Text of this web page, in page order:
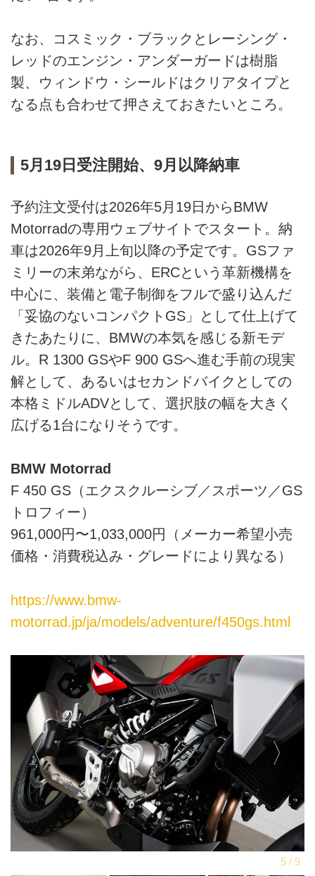
なお、コスミック・ブラックとレーシング・
レッドのエンジン・アンダーガードは樹脂
製、ウィンドウ・シールドはクリアタイプと
なる点も合わせて押さえておきたいところ。
5月19日受注開始、9月以降納車
予約注文受付は2026年5月19日からBMW
Motorradの専用ウェブサイトでスタート。納
車は2026年9月上旬以降の予定です。GSファ
ミリーの末弟ながら、ERCという革新機構を
中心に、装備と電子制御をフルで盛り込んだ
「妥協のないコンパクトGS」として仕上げて
きたあたりに、BMWの本気を感じる新モデ
ル。R 1300 GSやF 900 GSへ進む手前の現実
解として、あるいはセカンドバイクとしての
本格ミドルADVとして、選択肢の幅を大きく
広げる1台になりそうです。
BMW Motorrad
F 450 GS（エクスクルーシブ／スポーツ／GS
トロフィー）
961,000円〜1,033,000円（メーカー希望小売
価格・消費税込み・グレードにより異なる）
https://www.bmw-
motorrad.jp/ja/models/adventure/f450gs.html